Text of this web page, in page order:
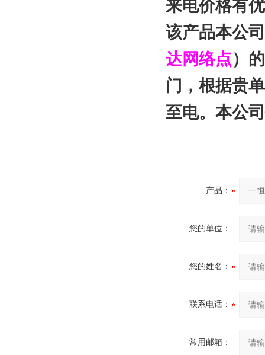
来电价格有
该产品本公司
达网络点）
门，根据贵
至电。本公
产品：
您的单位：
您的姓名：
联系电话：
常用邮箱：